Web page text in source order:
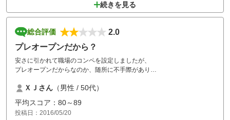
続きを見る
総合評価
2.0
プレオープンだから？
安さに引かれて職場のコンペを設定しましたが、
プレオープンだからなのか、随所に不手際があり
特にフロントの対応が悪く、聞いても指を指すだけでした。
ハーフコンペの紙を渡されたので、スコアを入力したのに「システムの
不具合で」と軽く無視され何もなし。
コースは短くてフェアウェイは狭いうえにブラインドコースが多いの
ＸＪさん （男性 / 50代）
平均スコア：80～89
投稿日：2016/05/20